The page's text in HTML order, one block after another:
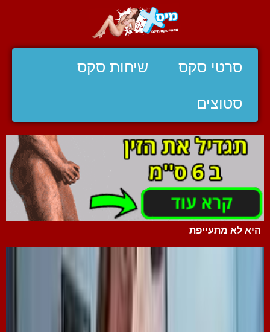
סרטי סקס שיחות סקס
סטוצים
היא לא מתעייפת